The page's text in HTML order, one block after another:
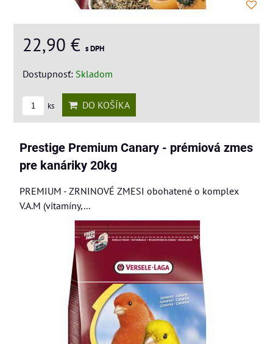
22,90 € s DPH
Dostupnosť: Skladom
ks DO KOŠÍKA
Prestige Premium Canary - prémiová zmes
pre kanáriky 20kg
PREMIUM - ZRNINOVÉ ZMESI obohatené o komplex
V.A.M (vitamíny,...